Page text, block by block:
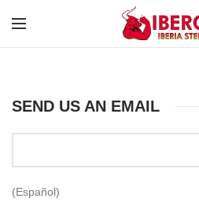
SEND US AN EMAIL
(Español)